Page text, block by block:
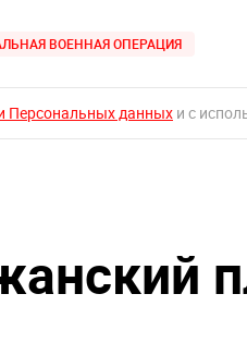
ВОЕННАЯ ОПЕРАЦИЯ
Персональных данных и с